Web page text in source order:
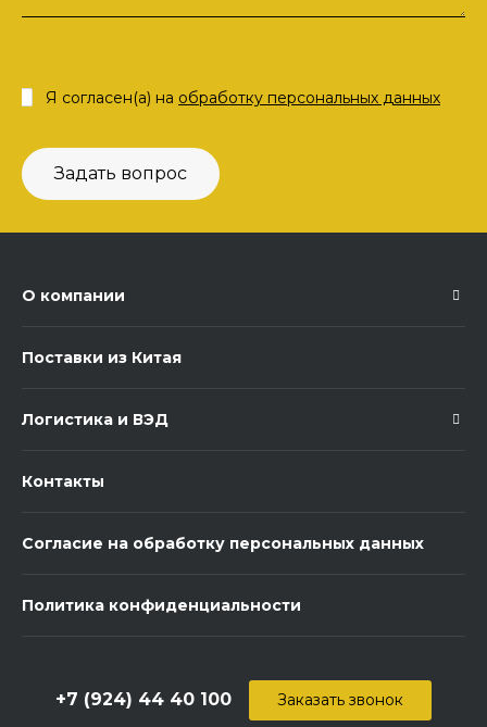
Задать вопрос
Я согласен(а) на обработку персональных данных
О компании
Поставки из Китая
Логистика и ВЭД
Контакты
Согласие на обработку персональных данных
Политика конфиденциальности
+7 (924) 44 40 100 Заказать звонок